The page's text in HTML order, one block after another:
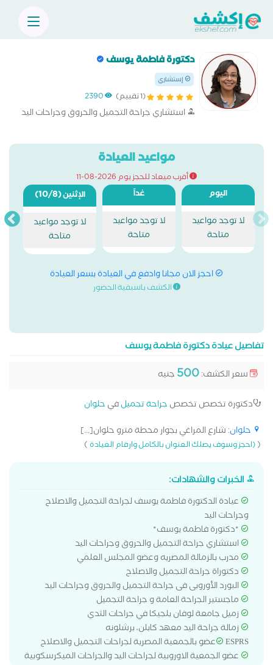
دكتورة فاطمة يوسف
إستشاري
(1 تقييم) 2390
استشاري جراحة التجميل والحروق وجراحات اليد
مواعيد العيادة
أقرب ميعاد للحجز يوم 2026-08-11
اليوم
لا توجد مواعيد
متاحة
غداً
لا توجد مواعيد
متاحة
الإثنين(10/8)
لا توجد مواعيد
متاحة
احجز الان مجانا وادفع في العيادة بسعر العيادة
الكشف باسبقية الحضور
تفاصيل عيادة دكتورة فاطمة يوسف
سعر الكشف:500 جنيه
دكتورة تخصص تخصص جراحة تجميلفي حلوان
حلوان: شارع المراغي بجوار محطة مترو حلوان[...]
((احجز وسوف يصلك العنوان بالكامل وارقام العيادة)
الخبرات والشهادات:
عيادة الدكتورة فاطمة يوسف لجراحة التجميل والاصلاح
وجراحات اليد
*دكتورة فاطمة يوسف*
استشاري جراحة التجميل والحروق وجراحات اليد
مدرب بالزمالة المصريه وعضو المجلس العلمي
دكتوراة جراحة التجميل والاصلاح
البورد الأوروبى فى جراحة التجميل والحروق وجراحات اليد
ماجستير الجراحة العامة و جراحة التجميل
زميل جامعة لوفان بلجيكا في جراحات الثدي
زمالة جراحة اليد معهد كابلن، برشلونه
ESPRSعضو بالجمعية المصرية لجراحات التجميل والاصلاح
عضو الجمعية الاوروبية لجراحات اليد والجراحات الميكرسكوبية